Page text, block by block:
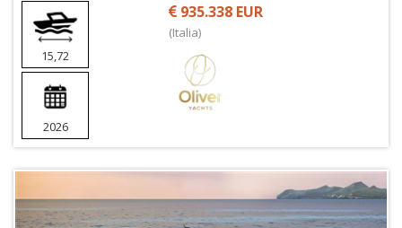
15,72
2026
935.338 EUR
(Italia)